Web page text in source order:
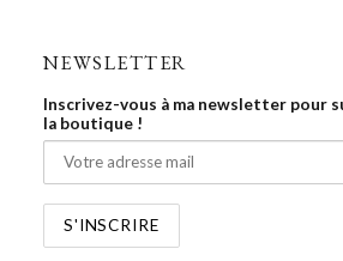
NEWSLETTER
Inscrivez-vous à ma newsletter pour
la boutique !